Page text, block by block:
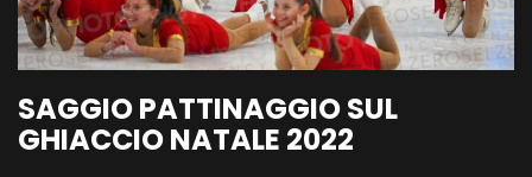
SAGGIO PATTINAGGIO SUL
GHIACCIO NATALE 2022